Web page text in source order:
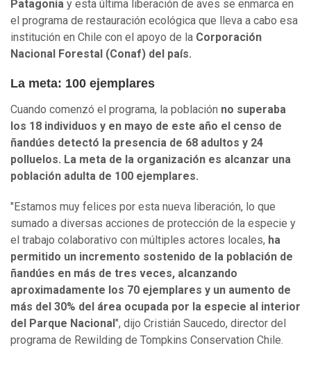
Patagonia y esta última liberación de aves se enmarca en
el programa de restauración ecológica que lleva a cabo esa
institución en Chile con el apoyo de la Corporación
Nacional Forestal (Conaf) del país.
La meta: 100 ejemplares
Cuando comenzó el programa, la población no superaba
los 18 individuos y en mayo de este año el censo de
ñandúes detectó la presencia de 68 adultos y 24
polluelos. La meta de la organización es alcanzar una
población adulta de 100 ejemplares.
"Estamos muy felices por esta nueva liberación, lo que
sumado a diversas acciones de protección de la especie y
el trabajo colaborativo con múltiples actores locales, ha
permitido un incremento sostenido de la población de
ñandúes en más de tres veces, alcanzando
aproximadamente los 70 ejemplares y un aumento de
más del 30% del área ocupada por la especie al interior
del Parque Nacional ", dijo Cristián Saucedo, director del
programa de Rewilding de Tompkins Conservation Chile.